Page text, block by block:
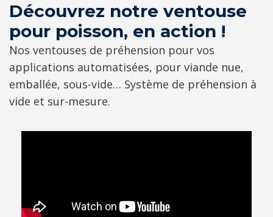
Découvrez notre ventouse
pour poisson, en action !
Nos ventouses de préhension pour vos
applications automatisées, pour viande nue,
emballée, sous-vide… Système de préhension à
vide et sur-mesure.